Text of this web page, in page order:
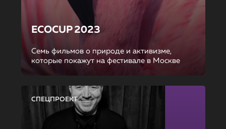
ECOCUP 2023
Семь фильмов о природе и активизме,
которые покажут на фестивале в Москве
СПЕЦПРОЕКТ